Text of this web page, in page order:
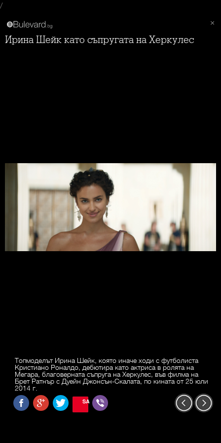
/
Ирина Шейк като съпругата на Херкулес
Топмоделът Ирина Шейк, която иначе ходи с футболиста
Кристиано Роналдо, дебютира като актриса в ролята на
Мегара, благоверната съпруга на Херкулес, във филма на
Брет Ратнър с Дуейн Джонсън-Скалата, по кината от 25 юли
2014 г.
SAVE